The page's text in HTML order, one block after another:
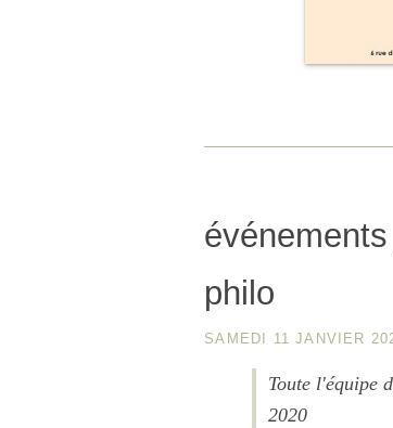
philo
SAMEDI 11 JANVIER
Toute l'équipe
2020